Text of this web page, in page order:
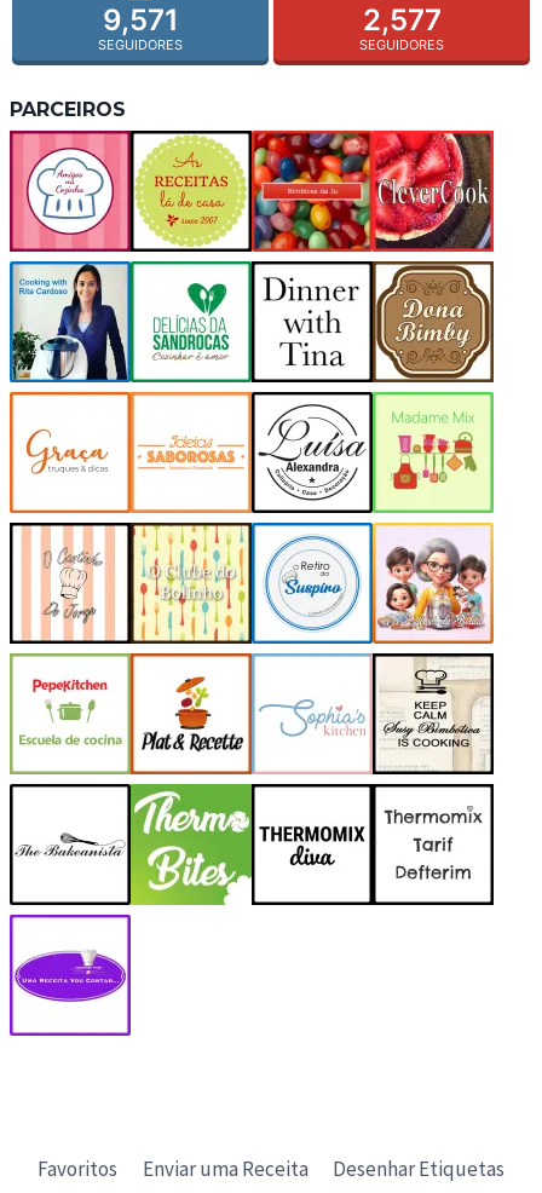
9,571
SEGUIDORES
2,577
SEGUIDORES
PARCEIROS
Favoritos Enviar uma Receita Desenhar Etiquetas